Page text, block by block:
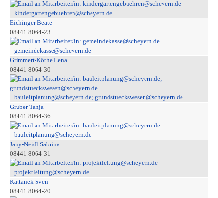
kindergartengebuehren@scheyern.de
Eichinger Beate
08441 8064-23
gemeindekasse@scheyern.de
Grimmert-Köthe Lena
08441 8064-30
bauleitplanung@scheyern.de; grundstueckswesen@scheyern.de
Gruber Tanja
08441 8064-36
bauleitplanung@scheyern.de
Jany-Neidl Sabrina
08441 8064-31
projektleitung@scheyern.de
Kattanek Sven
08441 8064-20